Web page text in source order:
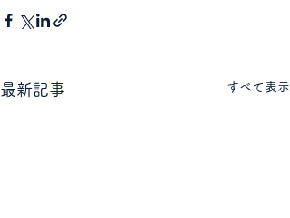
最新記事 すべて表示